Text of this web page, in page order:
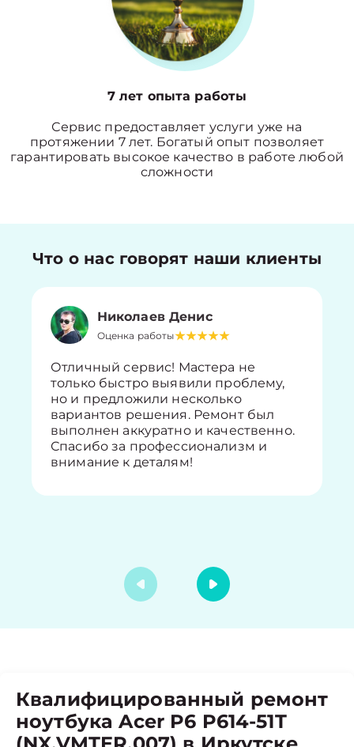
7 лет опыта работы
Сервис предоставляет услуги уже на
протяжении 7 лет. Богатый опыт позволяет
гарантировать высокое качество в работе любой
сложности
Что о нас говорят наши клиенты
Николаев Денис
Оценка работы
Отличный сервис! Мастера не
только быстро выявили проблему,
но и предложили несколько
вариантов решения. Ремонт был
выполнен аккуратно и качественно.
Спасибо за профессионализм и
внимание к деталям!
Квалифицированный ремонт
ноутбука Acer P6 P614-51T